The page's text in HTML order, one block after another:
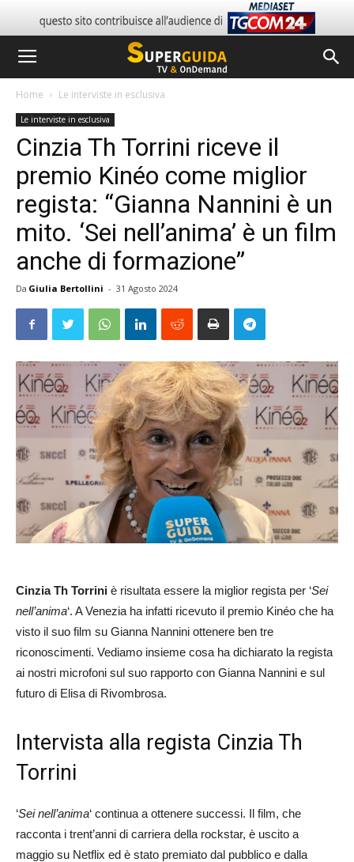
Home Le interviste in esclusiva
Le interviste in esclusiva
Cinzia Th Torrini riceve il
premio Kinéo come miglior
regista: “Gianna Nannini è un
mito. ‘Sei nell’anima’ è un film
anche di formazione”
Da Giulia Bertollini - 31 Agosto 2024
Cinzia Th Torrini è risultata essere la miglior regista per ‘Sei
nell’anima‘. A Venezia ha infatti ricevuto il premio Kinéo che ha
visto il suo film su Gianna Nannini ottenere ben tre
riconoscimenti. Vediamo insieme cosa ha dichiarato la regista
ai nostri microfoni sul suo rapporto con Gianna Nannini e sul
futuro di Elisa di Rivombrosa.
Intervista alla regista Cinzia Th
Torrini
‘Sei nell’anima‘ continua a ottenere successi. Il film, che
racconta i trent’anni di carriera della rockstar, è uscito a
maggio su Netflix ed è stato premiato dal pubblico e dalla